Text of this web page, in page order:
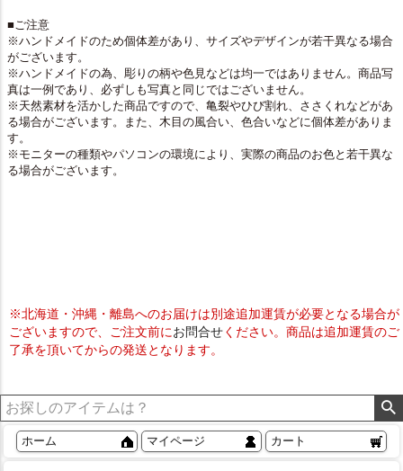
■ご注意
※ハンドメイドのため個体差があり、サイズやデザインが若干異なる場合
がございます。
※ハンドメイドの為、彫りの柄や色見などは均一ではありません。商品写
真は一例であり、必ずしも写真と同じではございません。
※天然素材を活かした商品ですので、亀裂やひび割れ、ささくれなどがあ
る場合がございます。また、木目の風合い、色合いなどに個体差がありま
す。
※モニターの種類やパソコンの環境により、実際の商品のお色と若干異な
る場合がございます。
※北海道・沖縄・離島へのお届けは別途追加運賃が必要となる場合が
ございますので、ご注文前にお問合せください。商品は追加運賃のご
了承を頂いてからの発送となります。
ホーム マイページ カート